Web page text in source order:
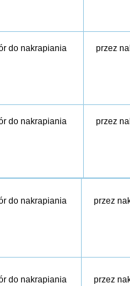
do nakrapiania przez
do nakrapiania przez
do nakrapiania przez
do nakrapiania przez